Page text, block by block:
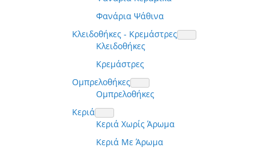
Φανάρια Ψάθινα
Κλειδοθήκες - Κρεμάστρες
Κλειδοθήκες
Κρεμάστρες
Ομπρελοθήκες
Ομπρελοθήκες
Κεριά
Κεριά Χωρίς Άρωμα
Κεριά Με Άρωμα